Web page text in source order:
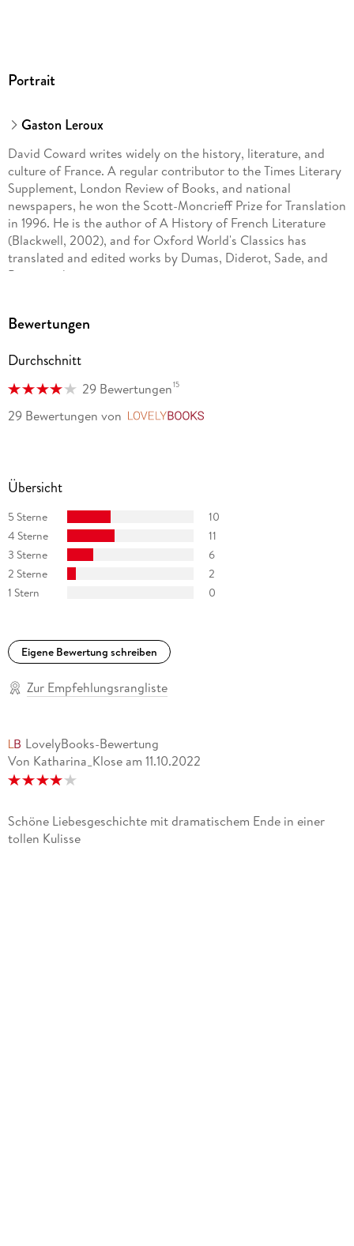
Portrait
Gaston Leroux
David Coward writes widely on the history, literature, and
culture of France. A regular contributor to the Times Literary
Supplement, London Review of Books, and national
newspapers, he won the Scott-Moncrieff Prize for Translation
in 1996. He is the author of A History of French Literature
(Blackwell, 2002), and for Oxford World's Classics has
translated and edited works by Dumas, Diderot, Sade, and
Beaumarchais.
Bewertungen
Durchschnitt
29 Bewertungen15
29 Bewertungen von
Übersicht
5 Sterne
10
4 Sterne
11
3 Sterne
6
2 Sterne
2
1 Stern
0
Eigene Bewertung schreiben
Zur Empfehlungsrangliste
LovelyBooks-Bewertung
Von Katharina_Klose am 11.10.2022
Schöne Liebesgeschichte mit dramatischem Ende in einer
tollen Kulisse